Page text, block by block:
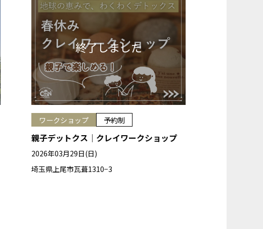
ワークショップ 予約制
親子デットクス｜クレイワークショップ
2026年03月29日(日)
埼玉県上尾市瓦葺1310−3